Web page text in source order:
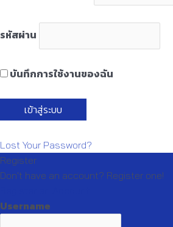
รหัสผ่าน
บันทึกการใช้งานของฉัน
Lost Your Password?
Register
Don't have an account? Register one!
Username